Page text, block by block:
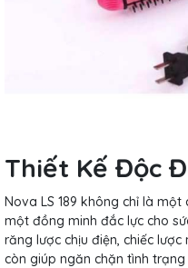
Thiết Kế Độc
Nova LS 189 không chỉ là
một đồng minh đắc lực cho
răng lược chịu điện, chiếc
còn giúp ngăn chặn tình